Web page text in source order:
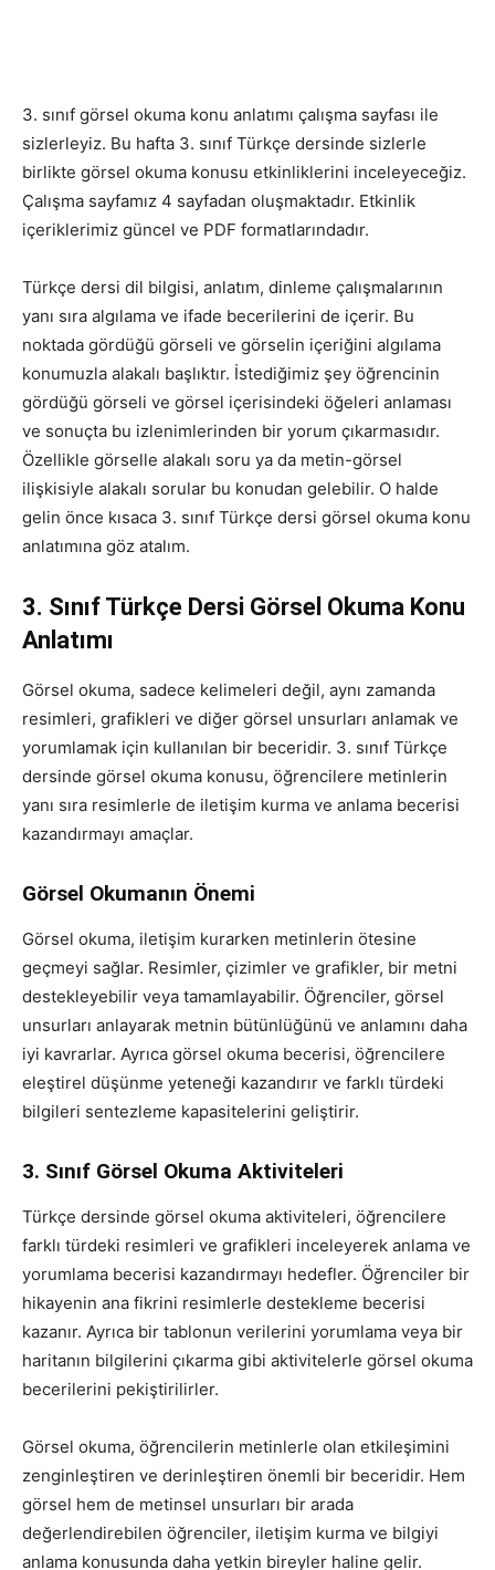
3. sınıf görsel okuma konu anlatımı çalışma sayfası ile
sizlerleyiz. Bu hafta 3. sınıf Türkçe dersinde sizlerle
birlikte görsel okuma konusu etkinliklerini inceleyeceğiz.
Çalışma sayfamız 4 sayfadan oluşmaktadır. Etkinlik
içeriklerimiz güncel ve PDF formatlarındadır.
Türkçe dersi dil bilgisi, anlatım, dinleme çalışmalarının
yanı sıra algılama ve ifade becerilerini de içerir. Bu
noktada gördüğü görseli ve görselin içeriğini algılama
konumuzla alakalı başlıktır. İstediğimiz şey öğrencinin
gördüğü görseli ve görsel içerisindeki öğeleri anlaması
ve sonuçta bu izlenimlerinden bir yorum çıkarmasıdır.
Özellikle görselle alakalı soru ya da metin-görsel
ilişkisiyle alakalı sorular bu konudan gelebilir. O halde
gelin önce kısaca 3. sınıf Türkçe dersi görsel okuma konu
anlatımına göz atalım.
3. Sınıf Türkçe Dersi Görsel Okuma Konu
Anlatımı
Görsel okuma, sadece kelimeleri değil, aynı zamanda
resimleri, grafikleri ve diğer görsel unsurları anlamak ve
yorumlamak için kullanılan bir beceridir. 3. sınıf Türkçe
dersinde görsel okuma konusu, öğrencilere metinlerin
yanı sıra resimlerle de iletişim kurma ve anlama becerisi
kazandırmayı amaçlar.
Görsel Okumanın Önemi
Görsel okuma, iletişim kurarken metinlerin ötesine
geçmeyi sağlar. Resimler, çizimler ve grafikler, bir metni
destekleyebilir veya tamamlayabilir. Öğrenciler, görsel
unsurları anlayarak metnin bütünlüğünü ve anlamını daha
iyi kavrarlar. Ayrıca görsel okuma becerisi, öğrencilere
eleştirel düşünme yeteneği kazandırır ve farklı türdeki
bilgileri sentezleme kapasitelerini geliştirir.
3. Sınıf Görsel Okuma Aktiviteleri
Türkçe dersinde görsel okuma aktiviteleri, öğrencilere
farklı türdeki resimleri ve grafikleri inceleyerek anlama ve
yorumlama becerisi kazandırmayı hedefler. Öğrenciler bir
hikayenin ana fikrini resimlerle destekleme becerisi
kazanır. Ayrıca bir tablonun verilerini yorumlama veya bir
haritanın bilgilerini çıkarma gibi aktivitelerle görsel okuma
becerilerini pekiştirilirler.
Görsel okuma, öğrencilerin metinlerle olan etkileşimini
zenginleştiren ve derinleştiren önemli bir beceridir. Hem
görsel hem de metinsel unsurları bir arada
değerlendirebilen öğrenciler, iletişim kurma ve bilgiyi
anlama konusunda daha yetkin bireyler haline gelir.